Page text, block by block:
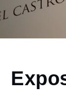
Home
2016